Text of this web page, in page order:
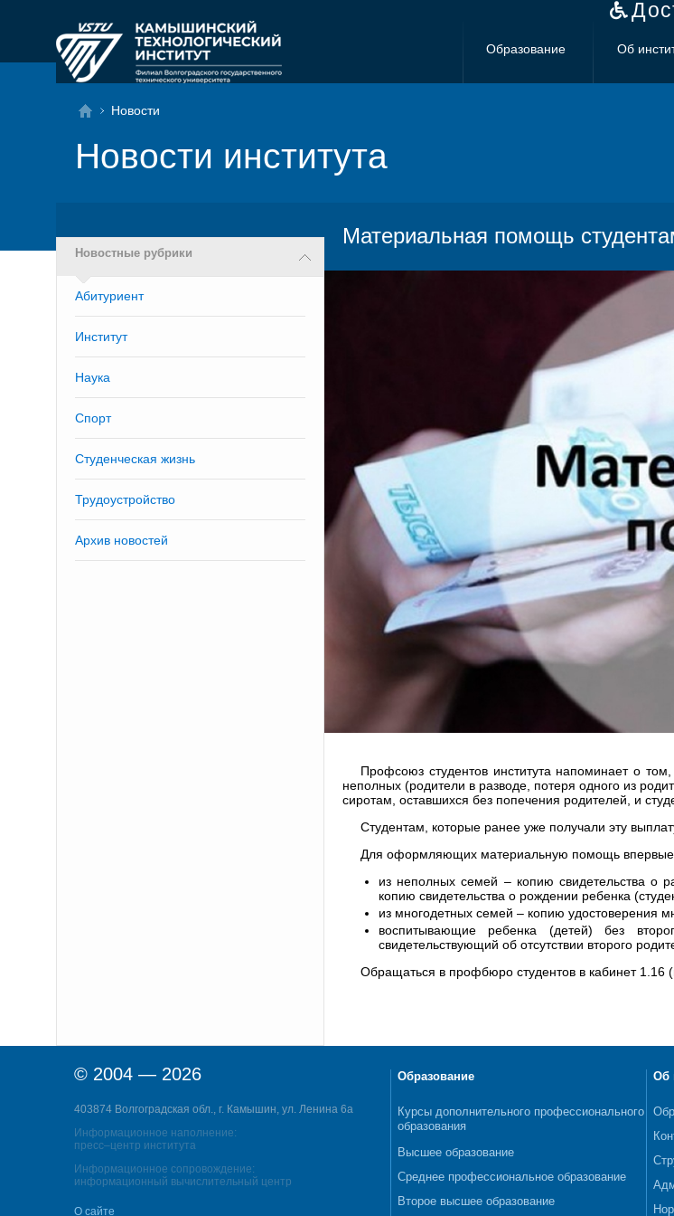
Образование Об
Новости
Новости института
Новостные рубрики
Абитуриент
Институт
Наука
Спорт
Студенческая жизнь
Трудоустройство
Архив новостей
Материальная помощь
Профсоюз студентов института напоминает о
неполных (родители в разводе, потеря одного из
сиротам, оставшихся без попечения родителей, и
Студентам, которые ранее уже получали эту
Для оформляющих материальную помощь впервые
из неполных семей – копию свидетельства о
копию свидетельства о рождении ребенка
из многодетных семей – копию удостоверения
воспитывающие ребенка (детей) без
свидетельствующий об отсутствии второго
Обращаться в профбюро студентов в кабинет 1.16
© 2004 — 2026
403874 Волгоградская обл., г. Камышин, ул. Ленина 6а
Информационное наполнение:
пресс–центр института
Информационное сопровождение:
информационный вычислительный центр
О сайте
Образование
Курсы дополнительного профессионального
образования
Высшее образование
Среднее профессиональное образование
Второе высшее образование
Об